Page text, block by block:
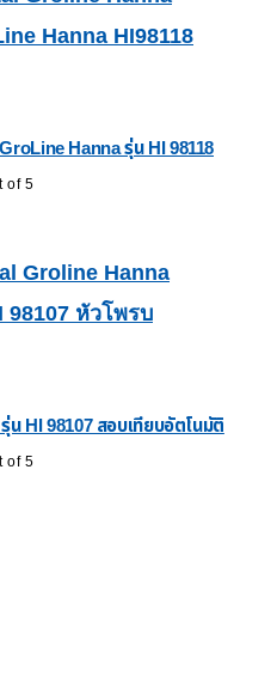
Hanna รุ่น HI 98118
of 5
น HI 98107 สอบเทียบอัตโนมัติ
of 5